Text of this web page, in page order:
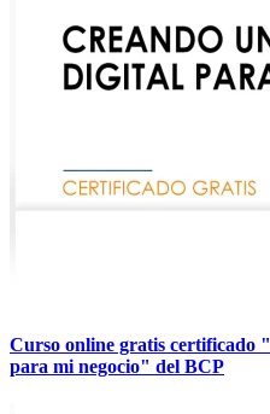
Curso online gratis certificado
para mi negocio" del BCP